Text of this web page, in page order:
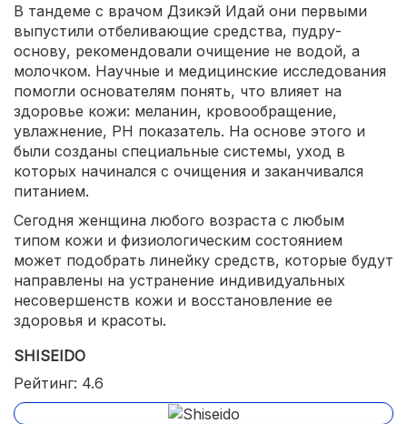
В тандеме с врачом Дзикэй Идай они первыми
выпустили отбеливающие средства, пудру-
основу, рекомендовали очищение не водой, а
молочком. Научные и медицинские исследования
помогли основателям понять, что влияет на
здоровье кожи: меланин, кровообращение,
увлажнение, PH показатель. На основе этого и
были созданы специальные системы, уход в
которых начинался с очищения и заканчивался
питанием.
Сегодня женщина любого возраста с любым
типом кожи и физиологическим состоянием
может подобрать линейку средств, которые будут
направлены на устранение индивидуальных
несовершенств кожи и восстановление ее
здоровья и красоты.
SHISEIDO
Рейтинг: 4.6